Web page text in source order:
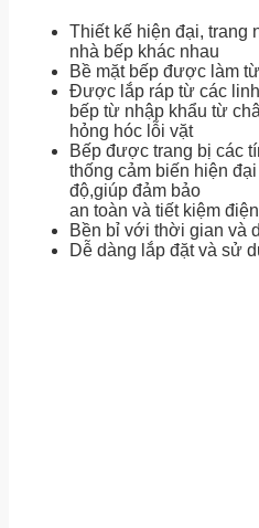
Thiết kế hiện đại, trang
nhà bếp khác nhau
Bề mặt bếp được làm
Được lắp ráp từ các
bếp từ nhập khẩu từ
hỏng hóc lỗi vặt
Bếp được trang bị các
thống cảm biến hiện
độ,giúp đảm bảo
an toàn và tiết kiệm
Bền bỉ với thời gian và
Dễ dàng lắp đặt và sử